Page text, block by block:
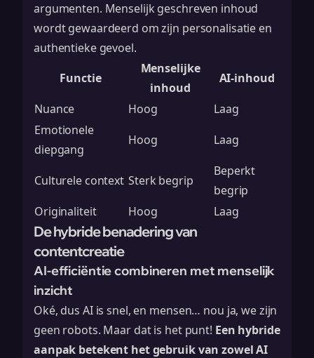
argumenten. Menselijk geschreven inhoud
wordt gewaardeerd om zijn personalisatie en
authentieke gevoel.
Functie
Menselijke
inhoud
AI-inhoud
Nuance
Hoog
Laag
Emotionele
diepgang
Hoog Laag
Culturele context Sterk begrip
Beperkt
begrip
Originaliteit
Hoog Laag
De hybride benadering van
contentcreatie
AI-efficiëntie combineren met menselijk
inzicht
Oké, dus AI is snel, en mensen… nou ja, we zijn
geen robots. Maar dat is het punt! Een hybride
aanpak betekent het gebruik van zowel AI